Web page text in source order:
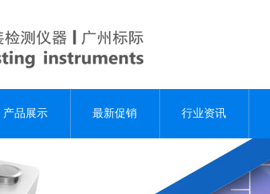
产品展示 最新促销 行业资讯